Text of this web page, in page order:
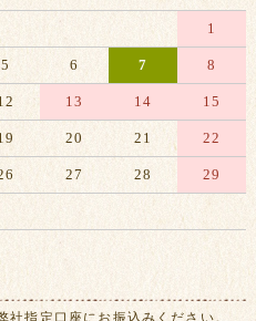
1
5 6 7 8
13 14 15
20 21 22
27 28 29
社指定口座にお振込みください。